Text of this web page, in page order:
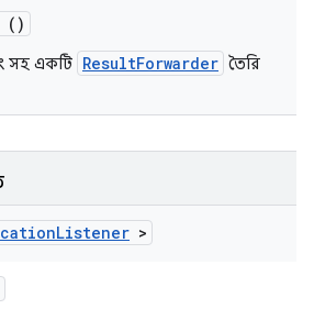
()
সহ একটি ResultForwarder তৈরি
Listener >